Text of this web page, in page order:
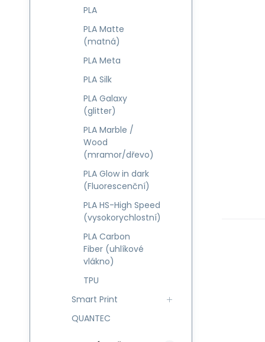
PLA
PLA Matte
(matná)
PLA Meta
PLA Silk
PLA Galaxy
(glitter)
PLA Marble /
Wood
(mramor/dřevo)
PLA Glow in dark
(Fluorescenční)
PLA HS-High Speed
(vysokorychlostní)
PLA Carbon
Fiber (uhlíkové
vlákno)
TPU
Smart Print
QUANTEC